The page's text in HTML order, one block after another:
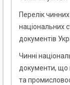
Перелік
національних
документів
Чинні
документи, що
та